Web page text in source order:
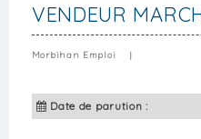
VENDEUR
Morbihan Emploi |
Date de parution :